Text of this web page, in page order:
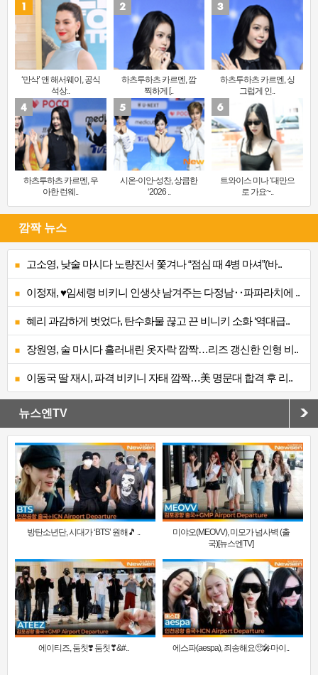
‘만삭’ 앤 해서웨이, 공식
석상..
하츠투하츠 카르멘, 깜
찍하게 [..
하츠투하츠 카르멘, 싱
그럽게 인..
하츠투하츠 카르멘, 우
아한 런웨..
시온-이안-성찬, 상큼한
‘2026 ..
트와이스 미나 ‘대만으
로 가요~..
깜짝 뉴스
고소영, 낮술 마시다 노량진서 쫓겨나 “점심 때 4병 마셔”(바..
이정재, ♥임세령 비키니 인생샷 남겨주는 다정남‥파파라치에 ..
혜리 과감하게 벗었다, 탄수화물 끊고 끈 비니키 소화 ‘역대급..
장원영, 술 마시다 흘러내린 옷자락 깜짝…리즈 갱신한 인형 비..
이동국 딸 재시, 파격 비키니 자태 깜짝…美 명문대 합격 후 리..
뉴스엔TV
방탄소년단, 시대가 ‘BTS’ 원해🎵 ..
미야오(MEOVV), 미모가 넘사벽 (출
국)[뉴스엔TV]
에이티즈, 둠칫❣️ 둠칫❣&#.. 에스파(aespa), 죄송해요🥺🎤마이..